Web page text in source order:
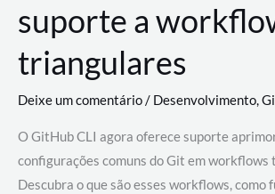
suporte a
triangulares
Deixe um comentário/ Desenvolvimento,
O GitHub CLI agora oferece suporte
configurações comuns do Git em workflows
Descubra o que são esses workflows, como